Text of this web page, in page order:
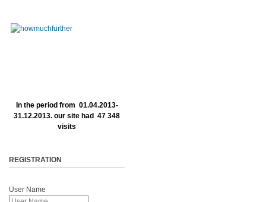
In the period from 01.04.2013-
31.12.2013. our site had 47 348
visits
REGISTRATION
User Name